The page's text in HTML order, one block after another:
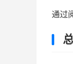
通过